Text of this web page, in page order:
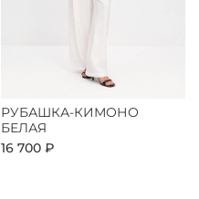
РУБАШКА-КИМОНО
БЕЛАЯ
16 700 ₽